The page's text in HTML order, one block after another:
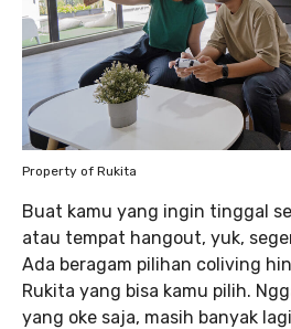
Property of Rukita
Buat kamu yang ingin tinggal
atau tempat hangout, yuk,
Ada beragam pilihan coliving
Rukita yang bisa kamu pilih.
yang oke saja, masih banyak